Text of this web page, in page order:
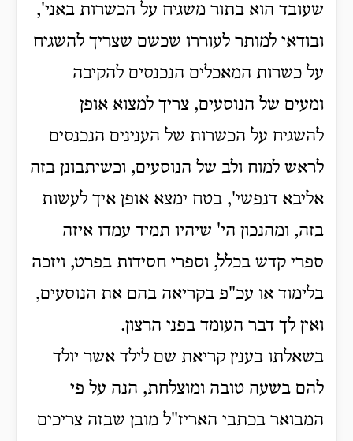
שעובד הוא בתור משגיח על הכשרות באני',
ובודאי למותר לעוררו שכשם שצריך להשגיח
על כשרות המאכלים הנכנסים להקיבה
ומעים של הנוסעים, צריך למצוא אופן
להשגיח על הכשרות של הענינים הנכנסים
לראש למוח ולב של הנוסעים, וכשיתבונן בזה
אליבא דנפשי', בטח ימצא אופן איך לעשות
בזה, ומהנכון הי' שיהיו תמיד עמדו איזה
ספרי קדש בכלל, וספרי חסידות בפרט, ויזכה
בלימוד או עכ"פ בקריאה בהם את הנוסעים,
ואין לך דבר העומד בפני הרצון.
בשאלתו בענין קריאת שם לילד אשר יולד
להם בשעה טובה ומוצלחת, הנה על פי
המבואר בכתבי האריז"ל מובן שבזה צריכים